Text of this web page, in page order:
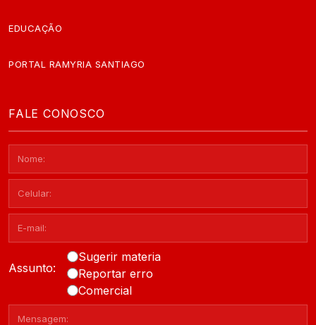
EDUCAÇÃO
PORTAL RAMYRIA SANTIAGO
FALE CONOSCO
Assunto:
Sugerir materia
Reportar erro
Comercial